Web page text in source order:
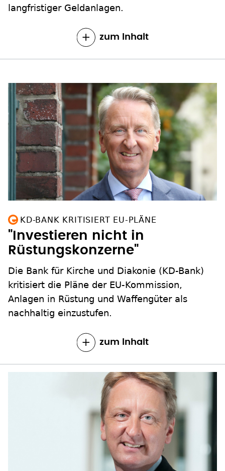
langfristiger Geldanlagen.
zum Inhalt
KD-BANK KRITISIERT EU-PLÄNE
"Investieren nicht in
Rüstungskonzerne"
Die Bank für Kirche und Diakonie (KD-Bank)
kritisiert die Pläne der EU-Kommission,
Anlagen in Rüstung und Waffengüter als
nachhaltig einzustufen.
zum Inhalt